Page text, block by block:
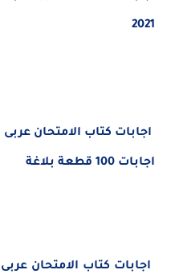
2021
اجابات 100 قطعة بلاغة
اجابات كتاب الامتحان عربى